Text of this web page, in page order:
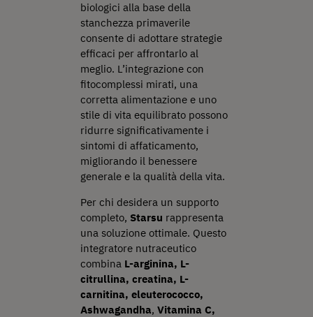
biologici alla base della
stanchezza primaverile
consente di adottare strategie
efficaci per affrontarlo al
meglio. L’integrazione con
fitocomplessi mirati, una
corretta alimentazione e uno
stile di vita equilibrato possono
ridurre significativamente i
sintomi di affaticamento,
migliorando il benessere
generale e la qualità della vita.
Per chi desidera un supporto
completo, Starsu rappresenta
una soluzione ottimale. Questo
integratore nutraceutico
combina L-arginina, L-
citrullina, creatina, L-
carnitina, eleuterococco,
Ashwagandha,Vitamina C,